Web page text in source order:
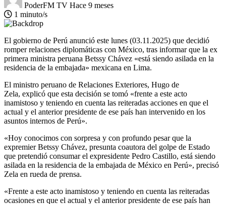
PoderFM TV Hace 9 meses
1 minuto/s
El gobierno de Perú anunció este lunes (03.11.2025) que decidió
romper relaciones diplomáticas con México, tras informar que la ex
primera ministra peruana Betssy Chávez «está siendo asilada en la
residencia de la embajada» mexicana en Lima.
El ministro peruano de Relaciones Exteriores, Hugo de
Zela, explicó que esta decisión se tomó «frente a este acto
inamistoso y teniendo en cuenta las reiteradas acciones en que el
actual y el anterior presidente de ese país han intervenido en los
asuntos internos de Perú».
«Hoy conocimos con sorpresa y con profundo pesar que la
expremier Betssy Chávez, presunta coautora del golpe de Estado
que pretendió consumar el expresidente Pedro Castillo, está siendo
asilada en la residencia de la embajada de México en Perú», precisó
Zela en rueda de prensa.
«Frente a este acto inamistoso y teniendo en cuenta las reiteradas
ocasiones en que el actual y el anterior presidente de ese país han